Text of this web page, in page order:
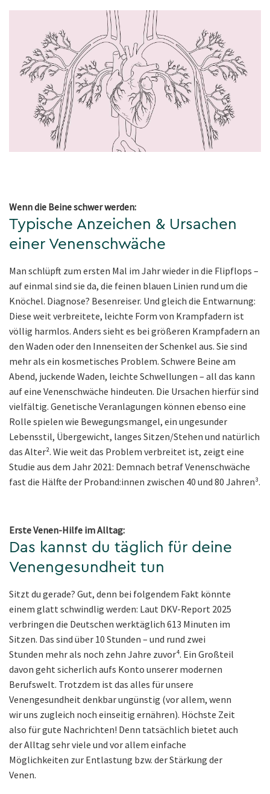
Wenn die Beine schwer werden:
Typische Anzeichen & Ursachen
einer Venenschwäche
Man schlüpft zum ersten Mal im Jahr wieder in die Flipflops –
auf einmal sind sie da, die feinen blauen Linien rund um die
Knöchel. Diagnose? Besenreiser. Und gleich die Entwarnung:
Diese weit verbreitete, leichte Form von Krampfadern ist
völlig harmlos. Anders sieht es bei größeren Krampfadern an
den Waden oder den Innenseiten der Schenkel aus. Sie sind
mehr als ein kosmetisches Problem. Schwere Beine am
Abend, juckende Waden, leichte Schwellungen – all das kann
auf eine Venenschwäche hindeuten. Die Ursachen hierfür sind
vielfältig. Genetische Veranlagungen können ebenso eine
Rolle spielen wie Bewegungsmangel, ein ungesunder
Lebensstil, Übergewicht, langes Sitzen/Stehen und natürlich
das Alter². Wie weit das Problem verbreitet ist, zeigt eine
Studie aus dem Jahr 2021: Demnach betraf Venenschwäche
fast die Hälfte der Proband:innen zwischen 40 und 80 Jahren³.
Erste Venen-Hilfe im Alltag:
Das kannst du täglich für deine
Venengesundheit tun
Sitzt du gerade? Gut, denn bei folgendem Fakt könnte
einem glatt schwindlig werden: Laut DKV-Report 2025
verbringen die Deutschen werktäglich 613 Minuten im
Sitzen. Das sind über 10 Stunden – und rund zwei
Stunden mehr als noch zehn Jahre zuvor⁴. Ein Großteil
davon geht sicherlich aufs Konto unserer modernen
Berufswelt. Trotzdem ist das alles für unsere
Venengesundheit denkbar ungünstig (vor allem, wenn
wir uns zugleich noch einseitig ernähren). Höchste Zeit
also für gute Nachrichten! Denn tatsächlich bietet auch
der Alltag sehr viele und vor allem einfache
Möglichkeiten zur Entlastung bzw. der Stärkung der
Venen.